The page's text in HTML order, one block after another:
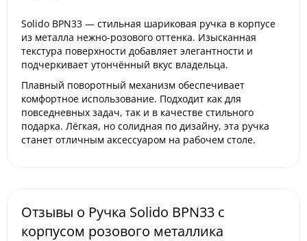
Solido BPN33 — стильная шариковая ручка в корпусе
из металла нежно-розового оттенка. Изысканная
текстура поверхности добавляет элегантности и
подчеркивает утончённый вкус владельца.
Плавный поворотный механизм обеспечивает
комфортное использование. Подходит как для
повседневных задач, так и в качестве стильного
подарка. Лёгкая, но солидная по дизайну, эта ручка
станет отличным аксессуаром на рабочем столе.
Отзывы о Ручка Solido BPN33 с
корпусом розового металлика